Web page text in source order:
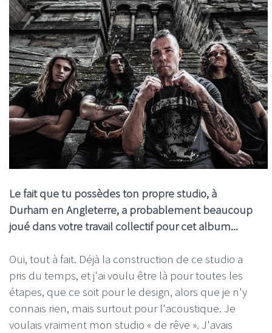
Le fait que tu possèdes ton propre studio, à
Durham en Angleterre, a probablement beaucoup
joué dans votre travail collectif pour cet album...
Oui, tout à fait. Déjà la construction de ce studio a
pris du temps, et j'ai voulu être là pour toutes les
étapes, que ce soit pour le design, alors que je n'y
connais rien, mais surtout pour l'acoustique. Je
voulais vraiment mon studio « de rêve ». J'avais